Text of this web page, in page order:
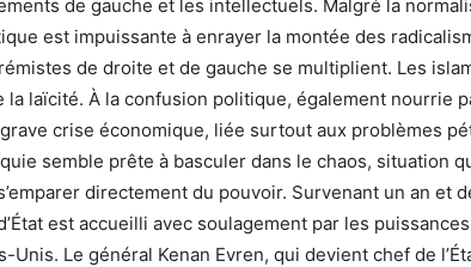
de gauche et les intellectuels. Malgré la
est impuissante à enrayer la montée des
de droite et de gauche se multiplient. Les
laïcité. À la confusion politique, également nourrie
grave crise économique, liée surtout aux problèmes
semble prête à basculer dans le chaos, situation
directement du pouvoir. Survenant un an et
est accueilli avec soulagement par les
Unis. Le général Kenan Evren, qui devient chef de